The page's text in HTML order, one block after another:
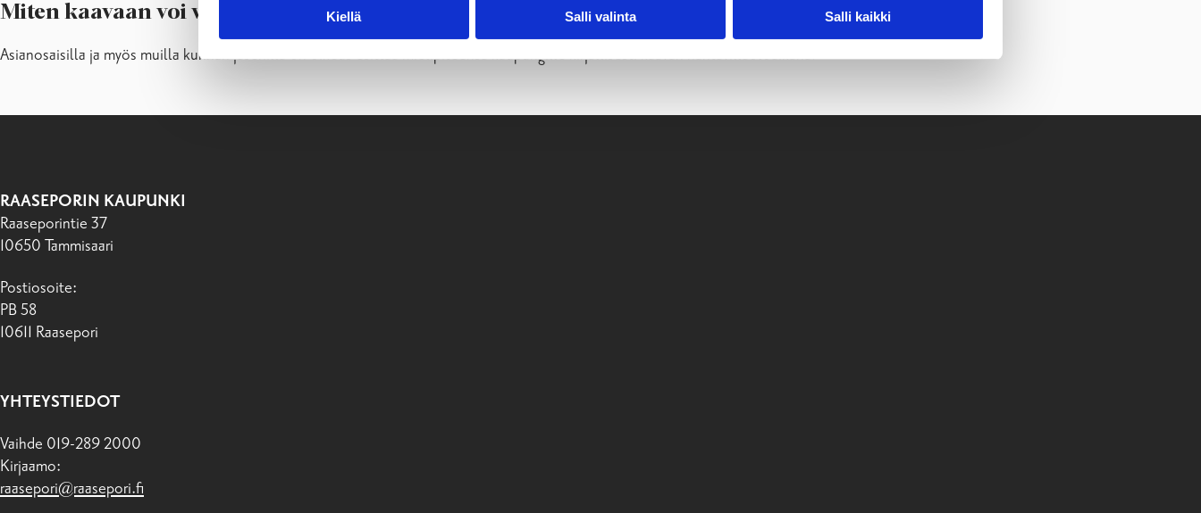
Kiellä Salli valinta Salli kaikki
Miten kaavaan voi vaikuttaa?
Asianosaisilla ja myös muilla kunnan jäsenillä on oikeus esittää mielipiteensä kaupungille kirjallisesti kaavan nähtävilläoloaikana.
RAASEPORIN KAUPUNKI
Raaseporintie 37
10650 Tammisaari
Postiosoite:
PB 58
10611 Raasepori
YHTEYSTIEDOT
Vaihde 019-289 2000
Kirjaamo:
raasepori@raasepori.fi